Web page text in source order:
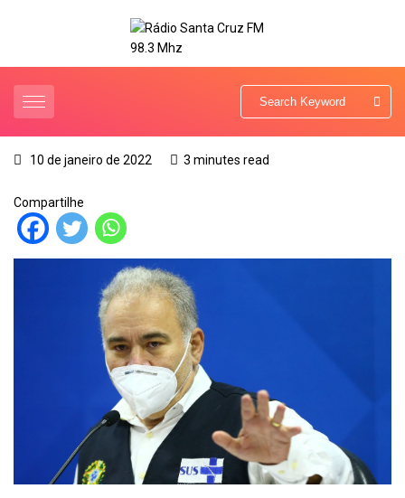
10 de janeiro de 2022 3 minutes read
Compartilhe